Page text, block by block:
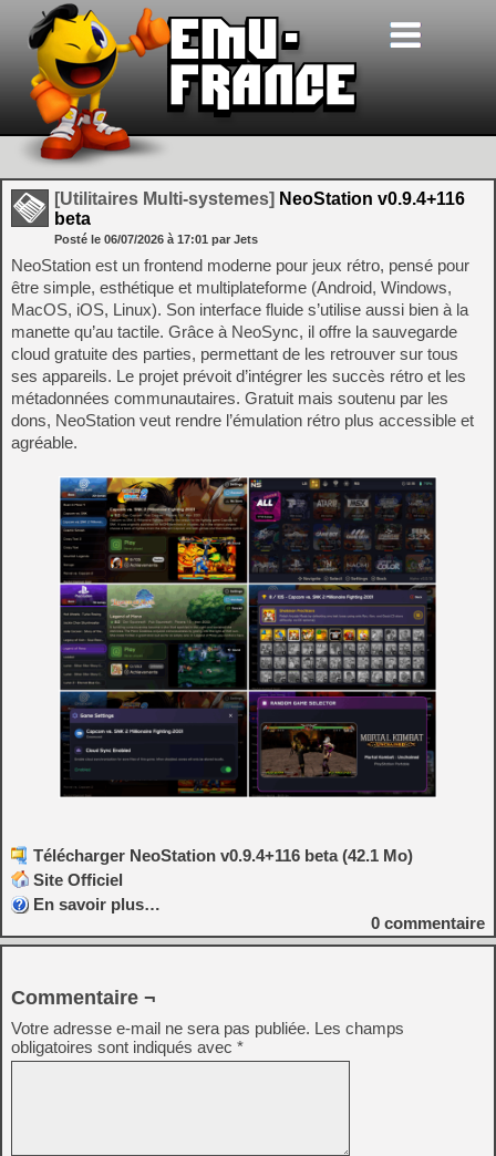
[Utilitaires Multi-systemes] NeoStation v0.9.4+116
beta
Posté le 06/07/2026 à 17:01 par Jets
NeoStation est un frontend moderne pour jeux rétro, pensé pour
être simple, esthétique et multiplateforme (Android, Windows,
MacOS, iOS, Linux). Son interface fluide s’utilise aussi bien à la
manette qu’au tactile. Grâce à NeoSync, il offre la sauvegarde
cloud gratuite des parties, permettant de les retrouver sur tous
ses appareils. Le projet prévoit d’intégrer les succès rétro et les
métadonnées communautaires. Gratuit mais soutenu par les
dons, NeoStation veut rendre l’émulation rétro plus accessible et
agréable.
Télécharger NeoStation v0.9.4+116 beta (42.1 Mo)
Site Officiel
En savoir plus…
0 commentaire
Commentaire ¬
Votre adresse e-mail ne sera pas publiée. Les champs
obligatoires sont indiqués avec *